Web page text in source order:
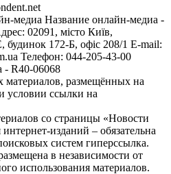
медиа Название онлайн-медиа -
02091, місто Київ,
172-Б, офіс 208/1 E-mail:
Телефон: 044-205-43-00
- R40-06068
размещённых на
условии ссылки на
со страницы «Новости
изданий – обязательна
систем гиперссылка.
в независимости от
использования материалов.